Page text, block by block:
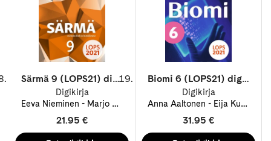
Särmä 9 (LOPS21) digitehtävät 12 kk ONL
Digikirja
Eeva Nieminen Marjo Haapatie Taru Hämäläinen
21.95 €
Biomi 6 (LOPS21) digikirja 12 kk ONL
Digikirja
Anna Aaltonen Eija Kujansuu
31.95 €